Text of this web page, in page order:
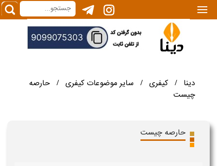
|||
دینا / کیفری / سایر موضوعات کیفری /
حارصه
چیست
حارصه چیست